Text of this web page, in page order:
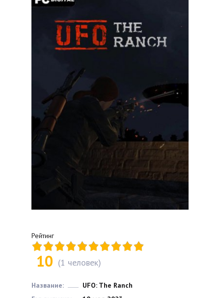
Рейтинг
10 (1 человек)
Название:
UFO: The Ranch